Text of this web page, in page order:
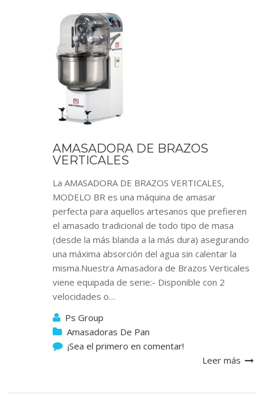
AMASADORA DE BRAZOS
VERTICALES
La AMASADORA DE BRAZOS VERTICALES,
MODELO BR es una máquina de amasar
perfecta para aquellos artesanos que prefieren
el amasado tradicional de todo tipo de masa
(desde la más blanda a la más dura) asegurando
una máxima absorción del agua sin calentar la
misma.Nuestra Amasadora de Brazos Verticales
viene equipada de serie:- Disponible con 2
velocidades o…
Ps Group
Amasadoras De Pan
¡Sea el primero en comentar!
Leer más